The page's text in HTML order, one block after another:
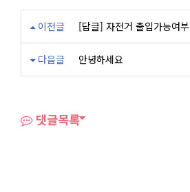
이전글 [답글] 자전거 출입가능여부
다음글 안녕하세요
댓글목록